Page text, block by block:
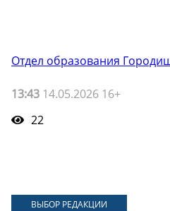
Отдел образования
13:43 14.05.2026 16+
22
ВЫБОР РЕДАКЦИИ